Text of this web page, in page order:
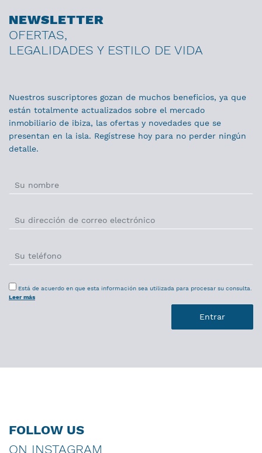
NEWSLETTER
OFERTAS,
LEGALIDADES Y ESTILO DE VIDA
Nuestros suscriptores gozan de muchos beneficios, ya que
están totalmente actualizados sobre el mercado
inmobiliario de ibiza, las ofertas y novedades que se
presentan en la isla. Regístrese hoy para no perder ningún
detalle.
Está de acuerdo en que esta información sea utilizada para procesar su consulta.
Leer más
FOLLOW US
ON INSTAGRAM